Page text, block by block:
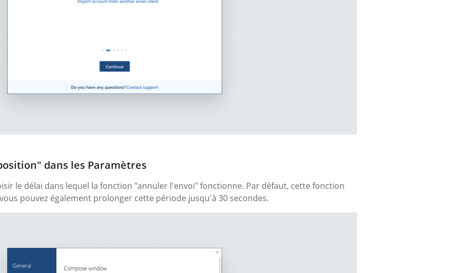
dans les Paramètres
le délai dans lequel la fonction "annuler l'envoi" fonctionne. Par défaut, cette fonction
pouvez également prolonger cette période jusqu'à 30 secondes.